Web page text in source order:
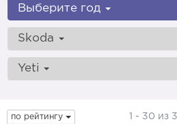
Выберите год
Skoda
Yeti
по рейтингу 1 - 30 из